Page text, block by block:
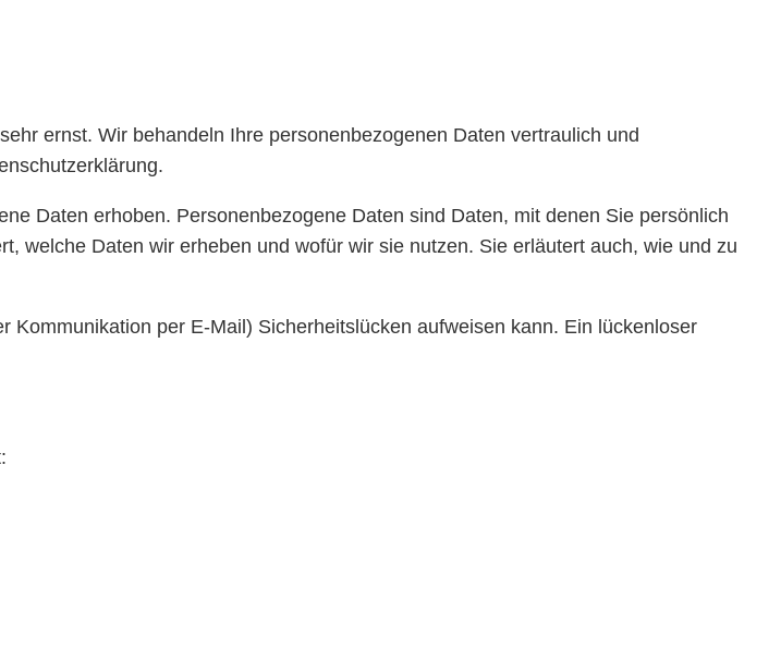
ernst. Wir behandeln Ihre personenbezogenen Daten vertraulich und
Daten erhoben. Personenbezogene Daten sind Daten, mit denen Sie persönlich
welche Daten wir erheben und wofür wir sie nutzen. Sie erläutert auch, wie und zu
per E-Mail) Sicherheitslücken aufweisen kann. Ein lückenloser